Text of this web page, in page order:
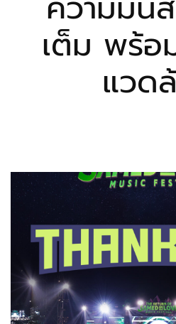
เต็ม พร้อ
แวด